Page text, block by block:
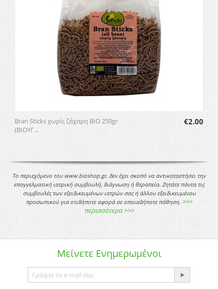
Bran Sticks χωρίς ζάχαρη BIO 250gr
(ΒΙΟΥΓ...
€2.00
Το περιεχόμενο του www.bioshop.gr, δεν έχει σκοπό να αντικαταστήσει την
επαγγελματική ιατρική συμβουλή, διάγνωση ή θεραπεία. Ζητάτε πάντα τις
συμβουλές των εξειδικευμένων ιατρών σας ή άλλου εξειδικευμένου
προσωπικού για οτιδήποτε αφορά σε οποιαδήποτε πάθηση. >>>
περισσότερα >>>
Μείνετε Ενημερωμένοι